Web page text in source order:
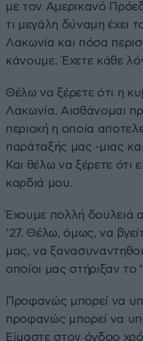
με τον Αμερικανό
τι μεγάλη δύναμη έχει
Λακωνία και πόσα
κάνουμε. Έχετε κάθε
Θέλω να ξέρετε ότι η
Λακωνία. Αισθάνομαι
περιοχή η οποία
παράταξής μας -μιας
Και θέλω να ξέρετε ότι
καρδιά μου.
Έχουμε πολλή δουλειά
’27. Θέλω, όμως, να
μας, να
οποίοι μας στήριξαν το
Προφανώς μπορεί να
προφανώς μπορεί να
Είμαστε στον όγδοο